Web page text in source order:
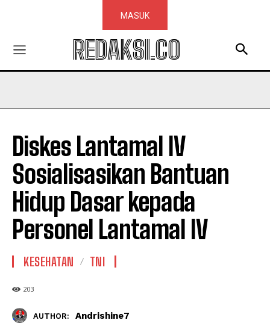
MASUK
REDAKSI.CO
Diskes Lantamal IV
Sosialisasikan Bantuan
Hidup Dasar kepada
Personel Lantamal IV
KESEHATAN TNI
203
AUTHOR: Andrishine7